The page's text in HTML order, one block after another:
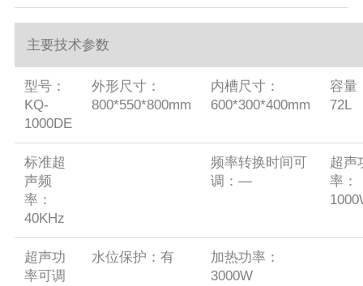
主要技术参数
型号：
KQ-
1000DE
外形尺寸：
800*550*800mm
内槽尺寸：
600*300*400mm
容量
72L
标准超
声频
率：
40KHz
频率转换时间可
调：—
超声
率：
超声功
率可调
水位保护：有
加热功率：
3000W